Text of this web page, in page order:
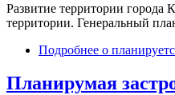
Развитие территории города
территории. Генеральный
Подробнее о
Планирумая